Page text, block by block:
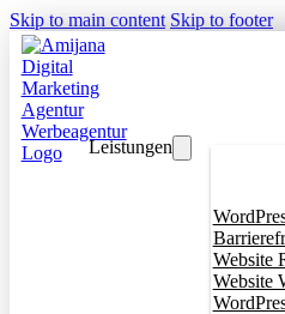
Skip to main content Skip to footer
Leistungen
Website
Website